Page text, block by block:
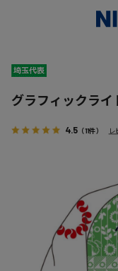
グラフィックライ
4.5 （11件） レ